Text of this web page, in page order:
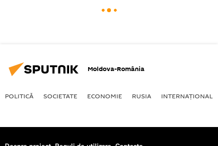
Moldova-România
POLITICĂ SOCIETATE ECONOMIE RUSIA INTERNAŢIONAL